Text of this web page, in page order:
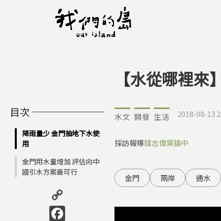
您在這裡
【水從哪裡
目次
降雨量少 金門抽地下水使
用
金門用水量增加 評估向中
國引水方案最可行
Facebook
水文 開發 生活 2018-08-13
採訪報導錢志偉葉鎮中
金門 兩岸 通水